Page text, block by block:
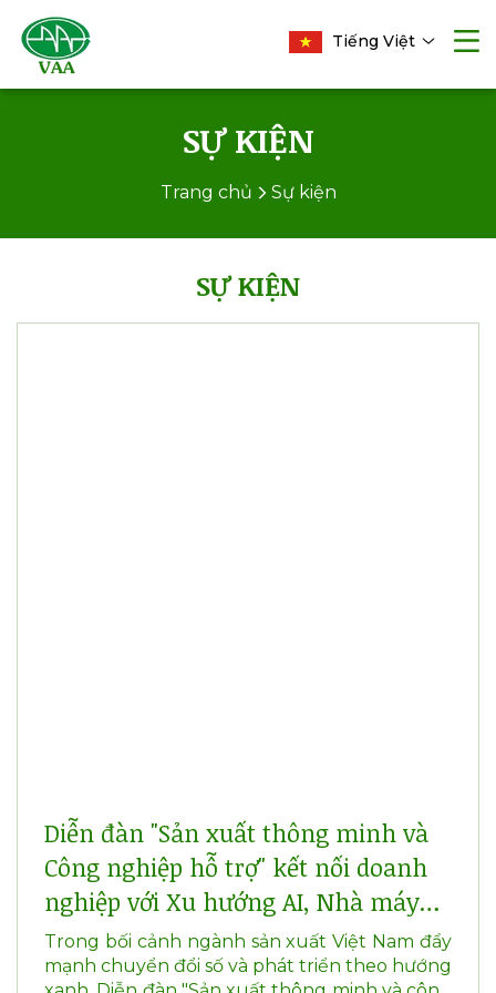
Tiếng Việt
SỰ KIỆN
Trang chủ Sự kiện
SỰ KIỆN
Diễn đàn "Sản xuất thông minh và
Công nghiệp hỗ trợ" kết nối doanh
nghiệp với Xu hướng AI, Nhà máy
xanh và Net Zero
Trong bối cảnh ngành sản xuất Việt Nam đẩy
mạnh chuyển đổi số và phát triển theo hướng